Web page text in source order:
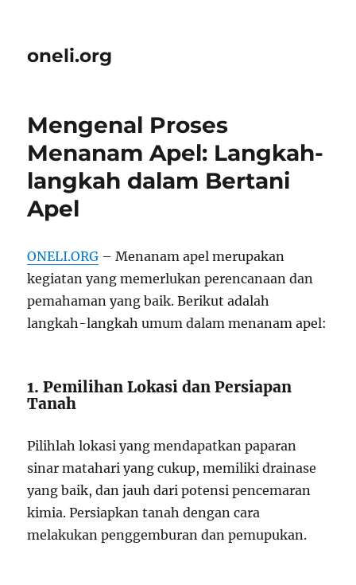
oneli.org
Mengenal Proses
Menanam Apel: Langkah-
langkah dalam Bertani
Apel
ONELI.ORG – Menanam apel merupakan
kegiatan yang memerlukan perencanaan dan
pemahaman yang baik. Berikut adalah
langkah-langkah umum dalam menanam apel:
1. Pemilihan Lokasi dan Persiapan
Tanah
Pilihlah lokasi yang mendapatkan paparan
sinar matahari yang cukup, memiliki drainase
yang baik, dan jauh dari potensi pencemaran
kimia. Persiapkan tanah dengan cara
melakukan penggemburan dan pemupukan.